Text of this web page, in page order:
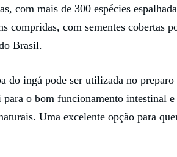
com mais de 300 espécies
compridas, com sementes cobertas
Brasil.
do ingá pode ser utilizada no
o bom funcionamento intestinal
Uma excelente opção para